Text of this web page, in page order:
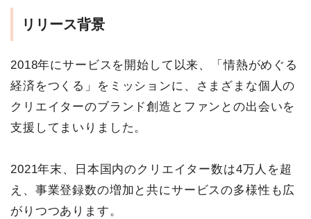
リリース背景
2018年にサービスを開始して以来、「情熱がめぐる
経済をつくる」をミッションに、さまざまな個人の
クリエイターのブランド創造とファンとの出会いを
支援してまいりました。
2021年末、日本国内のクリエイター数は4万人を超
え、事業登録数の増加と共にサービスの多様性も広
がりつつあります。